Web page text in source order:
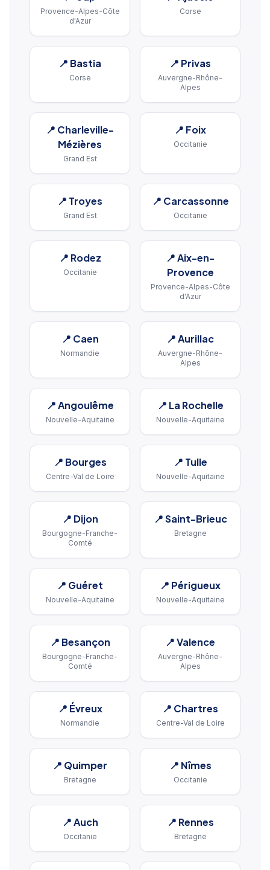
Provence-Alpes-Côte
d'Azur
Corse
📍 Bastia
Corse
📍 Privas
Auvergne-Rhône-
Alpes
📍 Charleville-
Mézières
Grand Est
📍 Foix
Occitanie
📍 Troyes
Grand Est
📍 Carcassonne
Occitanie
📍 Rodez
Occitanie
📍Aix-en-
Provence
Provence-Alpes-Côte
d'Azur
📍 Caen
Normandie
📍Aurillac
Auvergne-Rhône-
Alpes
📍Angoulême
Nouvelle-Aquitaine
📍 La Rochelle
Nouvelle-Aquitaine
📍 Bourges
Centre-Val de Loire
📍 Tulle
Nouvelle-Aquitaine
📍 Dijon
Bourgogne-Franche-
Comté
📍Saint-Brieuc
Bretagne
📍 Guéret
Nouvelle-Aquitaine
📍 Périgueux
Nouvelle-Aquitaine
📍 Besançon
Bourgogne-Franche-
Comté
📍Valence
Auvergne-Rhône-
Alpes
📍 Évreux
Normandie
📍 Chartres
Centre-Val de Loire
📍 Quimper
Bretagne
📍 Nîmes
Occitanie
📍Auch
Occitanie
📍 Rennes
Bretagne